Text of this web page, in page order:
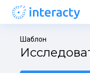
Шаблон